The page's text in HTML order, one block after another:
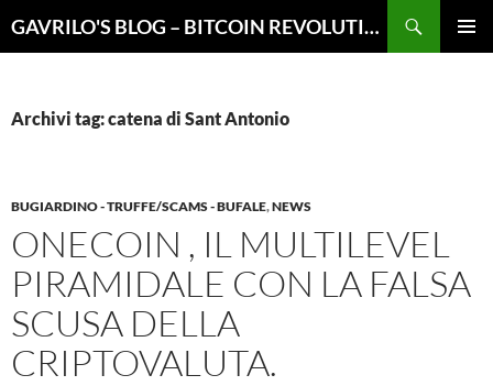
GAVRILO'S BLOG – BITCOIN REVOLUTION
Archivi tag: catena di Sant Antonio
BUGIARDINO - TRUFFE/SCAMS - BUFALE,NEWS
ONECOIN , IL MULTILEVEL
PIRAMIDALE CON LA FALSA
SCUSA DELLA
CRIPTOVALUTA.